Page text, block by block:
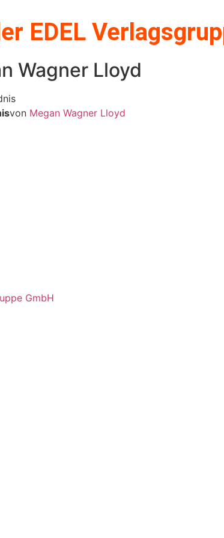
EDEL
Wagner Lloyd
von Megan Wagner Lloyd
GmbH